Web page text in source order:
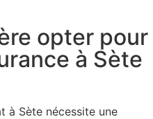
opter pour
à Sète
à Sète nécessite une